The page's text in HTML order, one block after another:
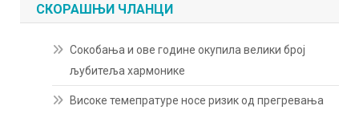
СКОРАШЊИ ЧЛАНЦИ
Сокобања и ове године окупила велики број
љубитеља хармонике
Високе темепратуре носе ризик од прегревања